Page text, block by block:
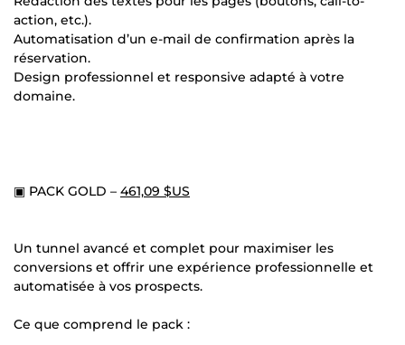
action, etc.).
Automatisation d’un e-mail de confirmation après la
réservation.
Design professionnel et responsive adapté à votre
domaine.
▣ PACK GOLD – 461,09 $US
Un tunnel avancé et complet pour maximiser les
conversions et offrir une expérience professionnelle et
automatisée à vos prospects.
Ce que comprend le pack :